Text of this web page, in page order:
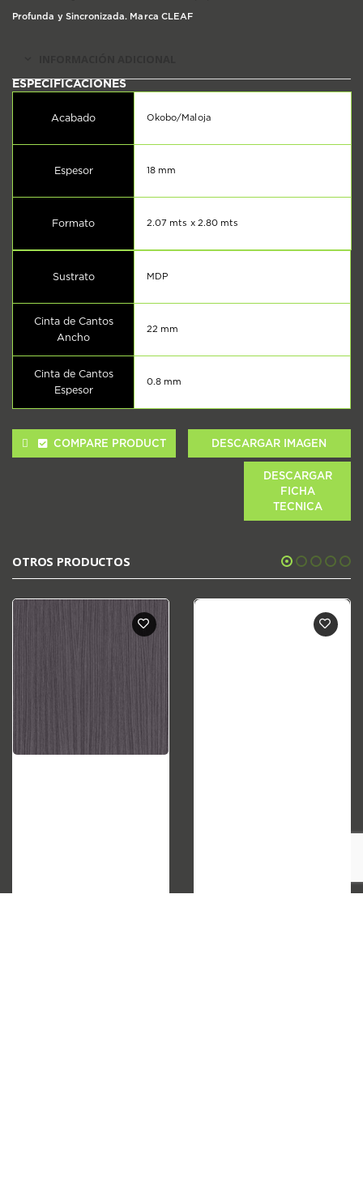
Profunda y Sincronizada. Marca CLEAF
Acabado Okobo/Maloja
Espesor 18 mm
Formato 2.07 mts x 2.80 mts
Sustrato MDP
Cinta de Cantos
Ancho
22 mm
Cinta de Cantos
Espesor
0.8 mm
COMPARE PRODUCT DESCARGAR IMAGEN
DESCARGAR
FICHA
TECNICA
OTROS PRODUCTOS